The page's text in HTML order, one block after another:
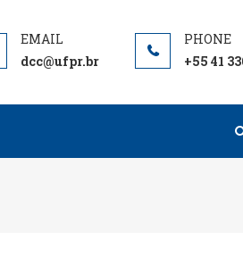
dcc@ufpr.br +55 41